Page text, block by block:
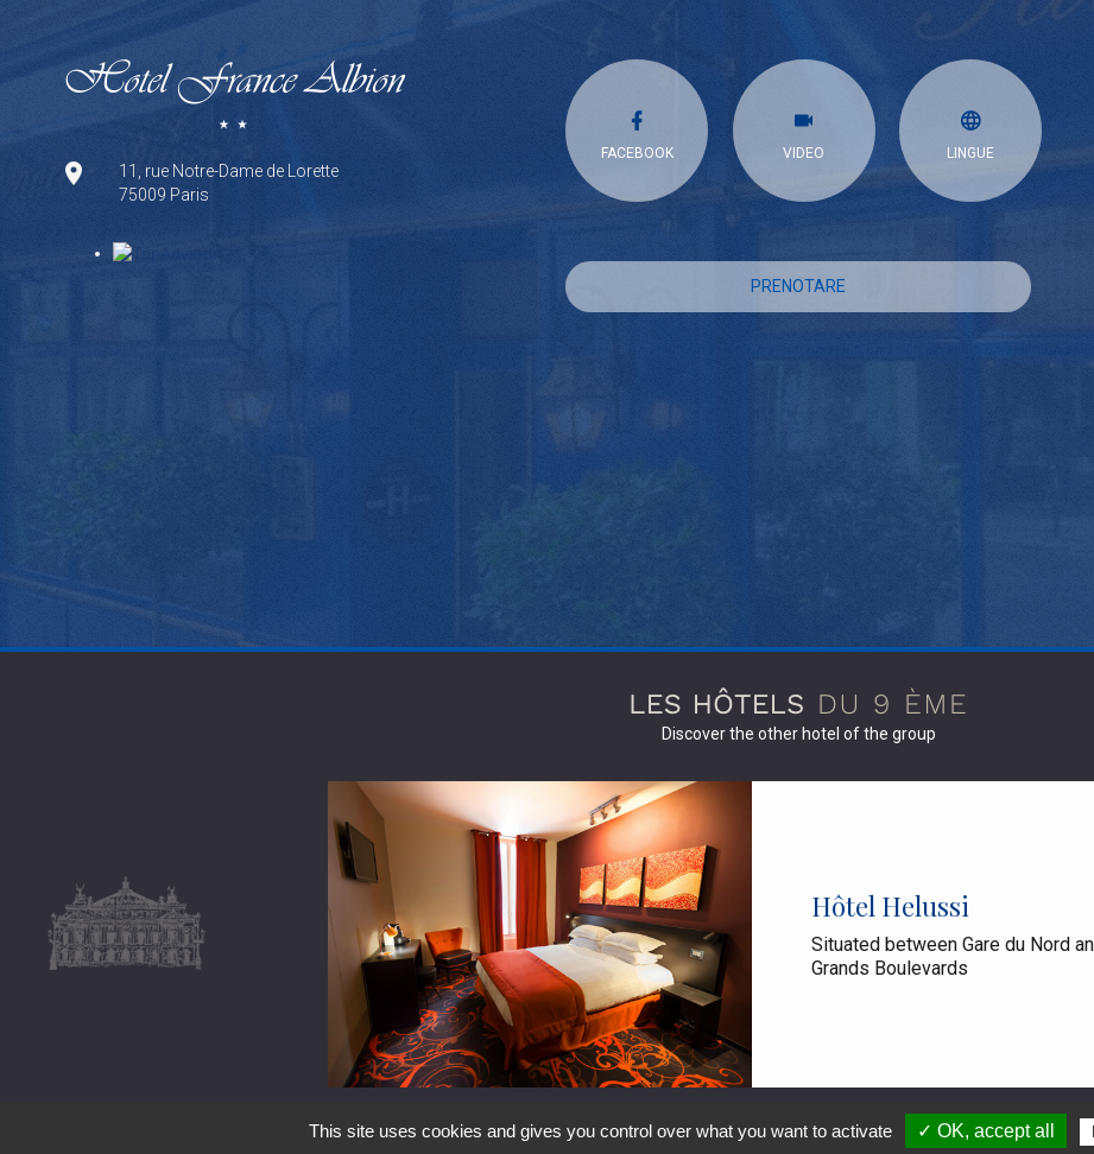
11, rue Notre-Dame de Lorette
75009 Paris
FACEBOOK VIDEO LINGUE
PRENOTARE
Discover the other hotel of the group
Hôtel Helussi
Situated between Gare du Nord
Grands Boulevards
Politique de confidentialité Mention Légales
This site uses cookies and gives you control over what you want to activate ✓ OK, accept all